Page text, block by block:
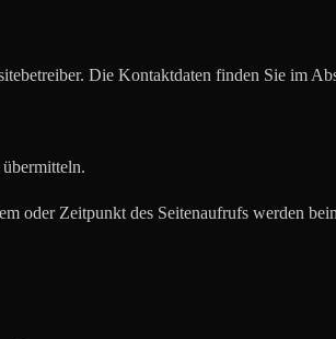
Die Kontaktdaten finden Sie im
oder Zeitpunkt des Seitenaufrufs werden